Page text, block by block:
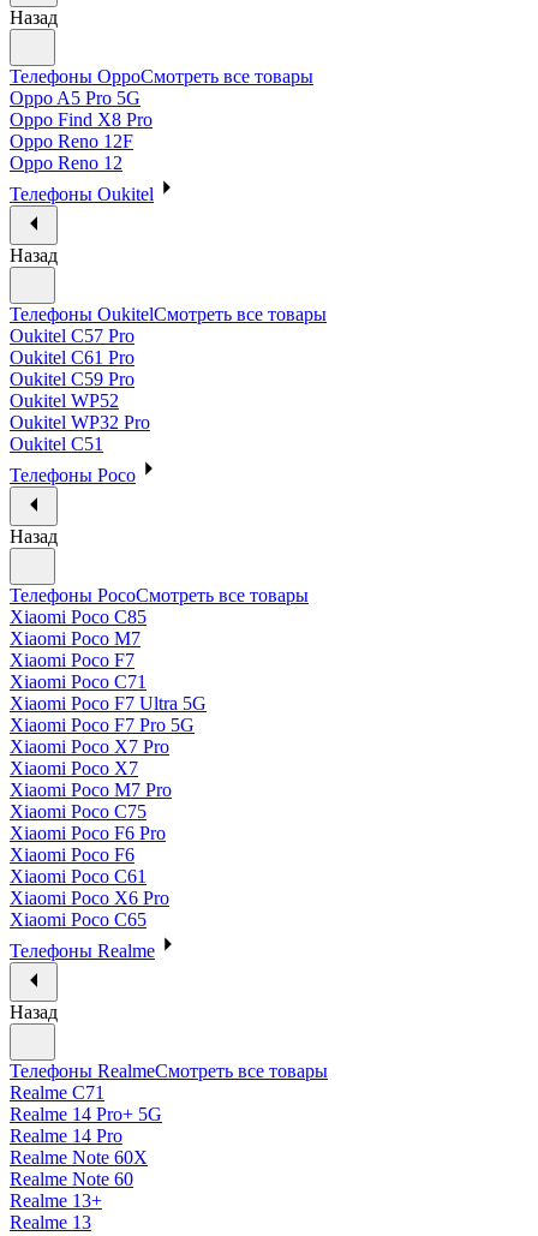
Назад
Телефоны OppoСмотреть все товары
Oppo A5 Pro 5G
Oppo Find X8 Pro
Oppo Reno 12F
Oppo Reno 12
Телефоны Oukitel
Назад
Телефоны OukitelСмотреть все товары
Oukitel C57 Pro
Oukitel C61 Pro
Oukitel C59 Pro
Oukitel WP52
Oukitel WP32 Pro
Oukitel C51
Телефоны Poco
Назад
Телефоны PocoСмотреть все товары
Xiaomi Poco C85
Xiaomi Poco M7
Xiaomi Poco F7
Xiaomi Poco C71
Xiaomi Poco F7 Ultra 5G
Xiaomi Poco F7 Pro 5G
Xiaomi Poco X7 Pro
Xiaomi Poco X7
Xiaomi Poco M7 Pro
Xiaomi Poco C75
Xiaomi Poco F6 Pro
Xiaomi Poco F6
Xiaomi Poco C61
Xiaomi Poco X6 Pro
Xiaomi Poco C65
Телефоны Realme
Назад
Телефоны RealmeСмотреть все товары
Realme C71
Realme 14 Pro+ 5G
Realme 14 Pro
Realme Note 60X
Realme Note 60
Realme 13+
Realme 13